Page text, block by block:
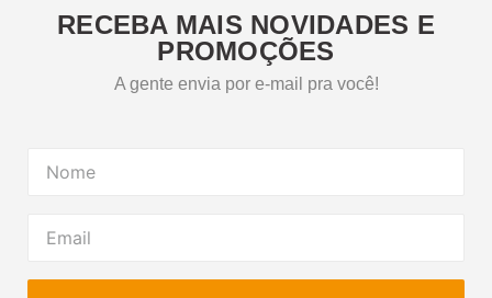
RECEBA MAIS NOVIDADES E
PROMOÇÕES
A gente envia por e-mail pra você!